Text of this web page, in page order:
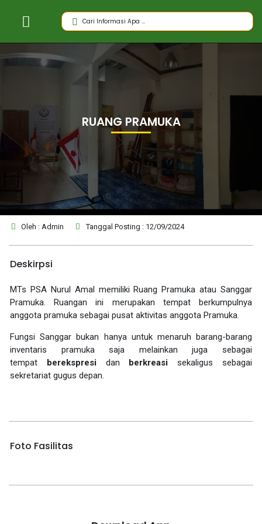
RUANG PRAMUKA
Oleh : Admin Tanggal Posting : 12/09/2024
Deskirpsi
MTs PSA Nurul Amal memiliki Ruang Pramuka atau Sanggar
Pramuka. Ruangan ini merupakan tempat berkumpulnya
anggota pramuka sebagai pusat aktivitas anggota Pramuka.
Fungsi Sanggar bukan hanya untuk menaruh barang-barang
inventaris pramuka saja melainkan juga sebagai
tempat berekspresi dan berkreasisekaligus sebagai
sekretariat gugus depan.
Foto Fasilitas